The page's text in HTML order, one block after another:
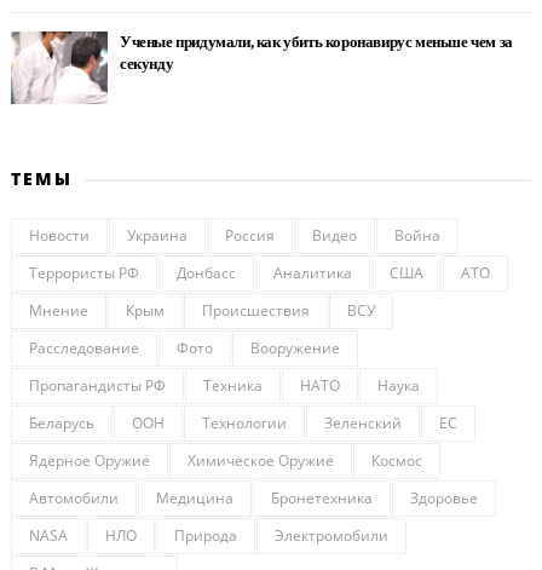
Ученые придумали, как убить коронавирус меньше чем за
секунду
ТЕМЫ
Новости Украина Россия Видео
Война
Террористы РФ
Донбасс Аналитика США
АТО
Мнение
Крым Происшествия
ВСУ
Расследование
Фото
Вооружение
Пропагандисты РФ
Техника НАТО
Наука
Беларусь
ООН Технологии Зеленский
ЕС
Ядерное Оружие
Химическое Оружие
Космос
Автомобили
Медицина Бронетехника
Здоровье
NASA
НЛО Природа
Электромобили